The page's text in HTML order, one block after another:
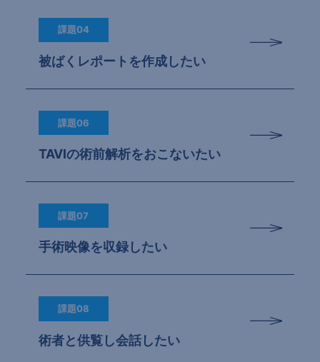
課題04
被ばくレポートを作成したい
課題06
TAVIの術前解析をおこないたい
課題07
手術映像を収録したい
課題08
術者と供覧し会話したい